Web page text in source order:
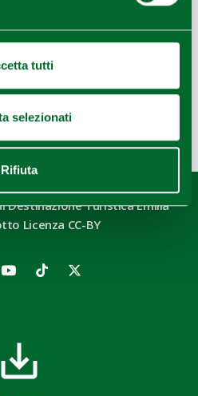
tutti
selezionati
Rifiuta
04/04/2022
Destinazione Turistica Emilia
Licenza CC-BY